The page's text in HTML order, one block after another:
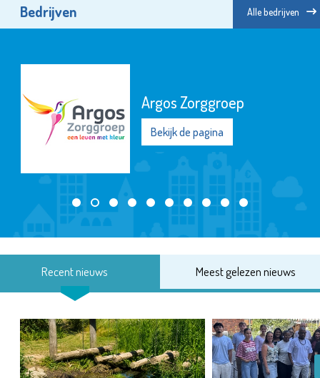
Bedrijven Alle bedrijven
Argos Zorggroep
Bekijk de pagina
Recent nieuws Meest gelezen nieuws